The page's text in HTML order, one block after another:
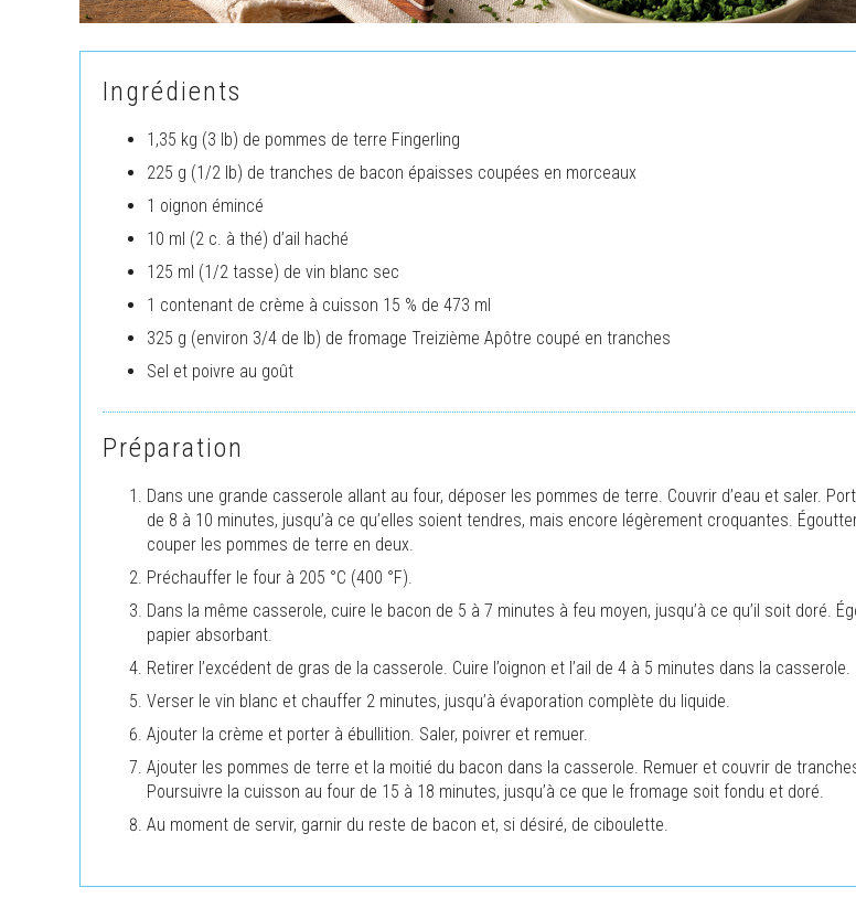
Ingrédients
1,35 kg (3 lb) de pommes de terre Fingerling
225 g (1/2 lb) de tranches de bacon épaisses coupées en morceaux
1 oignon émincé
10 ml (2 c. à thé) d’ail haché
125 ml (1/2 tasse) de vin blanc sec
1 contenant de crème à cuisson 15 % de 473 ml
325 g (environ 3/4 de lb) de fromage Treizième Apôtre coupé en tranches
Sel et poivre au goût
Préparation
Dans une grande casserole allant au four, déposer les pommes de terre. Couvrir d’eau et saler.
de 8 à 10 minutes, jusqu’à ce qu’elles soient tendres, mais encore légèrement croquantes.
couper les pommes de terre en deux.
Préchauffer le four à 205 °C (400 °F).
Dans la même casserole, cuire le bacon de 5 à 7 minutes à feu moyen, jusqu’à ce qu’il soit doré.
papier absorbant.
Retirer l’excédent de gras de la casserole. Cuire l’oignon et l’ail de 4 à 5 minutes dans la casserole.
Verser le vin blanc et chauffer 2 minutes, jusqu’à évaporation complète du liquide.
Ajouter la crème et porter à ébullition. Saler, poivrer et remuer.
Ajouter les pommes de terre et la moitié du bacon dans la casserole. Remuer et couvrir de
Poursuivre la cuisson au four de 15 à 18 minutes, jusqu’à ce que le fromage soit fondu et doré.
Au moment de servir, garnir du reste de bacon et, si désiré, de ciboulette.